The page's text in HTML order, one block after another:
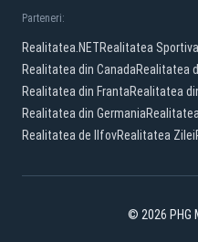
Parteneri:
Realitatea.NETRealitatea Sportiva
Realitatea din CanadaRealitatea
Realitatea din FrantaRealitatea
Realitatea din Germania
Realitatea de IlfovRealitatea Zilei
© 2026 PHG